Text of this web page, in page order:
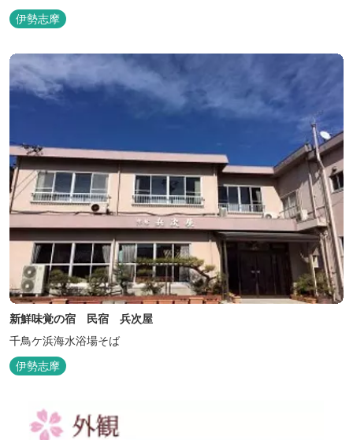
伊勢志摩
新鮮味覚の宿 民宿 兵次屋
千鳥ケ浜海水浴場そば
伊勢志摩